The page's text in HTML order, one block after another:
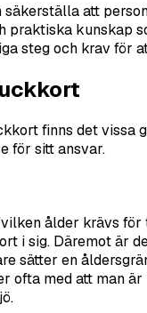
att
praktiska kunskap
steg och krav för
finns det vissa
för sitt ansvar.
ålder krävs
i sig. Däremot är
sätter en
ofta med att man